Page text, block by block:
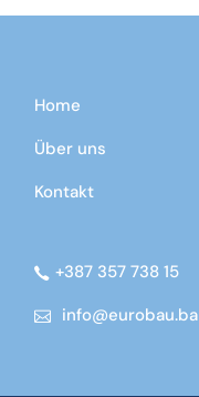
Home
Über uns
Kontakt
+387 357 738 15
info@eurobau.ba